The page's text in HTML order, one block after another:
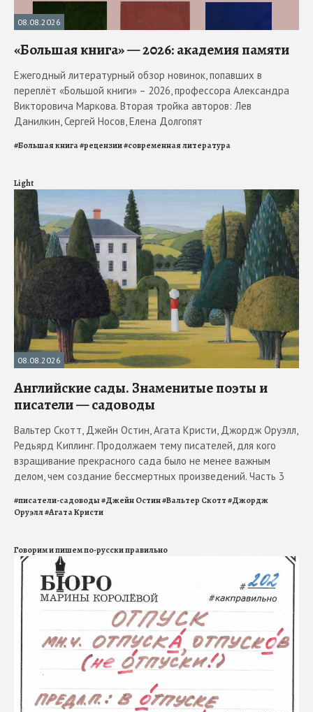
08.08.2026
«Большая книга» — 2026: академия памяти
Ежегодный литературный обзор новинок, попавших в
переплёт «Большой книги» – 2026, профессора Александра
Викторовича Маркова. Вторая тройка авторов: Лев
Данилкин, Сергей Носов, Елена Долгопят
#Большая книга#рецензии#современная литература
Light
08.08.2026
Английские сады. Знаменитые поэты и
писатели — садоводы
Вальтер Скотт, Джейн Остин, Агата Кристи, Джордж Оруэлл,
Редьярд Киплинг. Продолжаем тему писателей, для кого
взращивание прекрасного сада было не менее важным
делом, чем создание бессмертных произведений. Часть 3
#писатели-садоводы#Джейн Остин#Вальтер Скотт#Джордж
Оруэлл#Агата Кристи
Говорим и пишем по-русски правильно